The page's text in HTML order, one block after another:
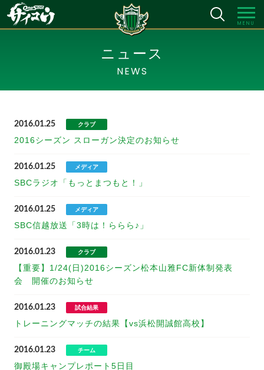
MENU
ニュース
NEWS
2016.01.25 クラブ
2016シーズン スローガン決定のお知らせ
2016.01.25 メディア
SBCラジオ「もっとまつもと！」
2016.01.25 メディア
SBC信越放送「3時は！ららら♪」
2016.01.23 クラブ
【重要】1/24(日)2016シーズン松本山雅FC新体制発表
会 開催のお知らせ
2016.01.23 試合結果
トレーニングマッチの結果【vs浜松開誠館高校】
2016.01.23 チーム
御殿場キャンプレポート5日目